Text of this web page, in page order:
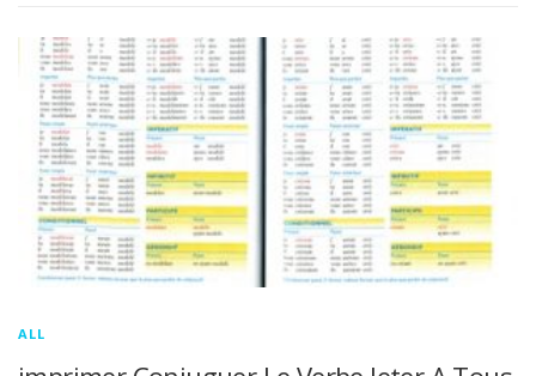
ALL